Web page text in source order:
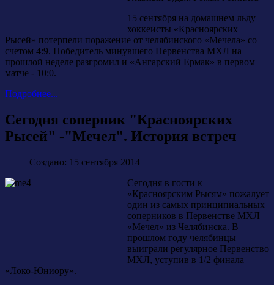
15 сентября на домашнем льду
хоккеисты «Красноярских
Рысей» потерпели поражение от челябинского «Мечела» со
счетом 4:9. Победитель минувшего Первенства МХЛ на
прошлой неделе разгромил и «Ангарский Ермак» в первом
матче - 10:0.
Подробнее...
Сегодня соперник "Красноярских
Рысей" -"Мечел". История встреч
Создано: 15 сентября 2014
Сегодня в гости к
«Красноярским Рысям» пожалует
один из самых принципиальных
соперников в Первенстве МХЛ –
«Мечел» из Челябинска. В
прошлом году челябинцы
выиграли регулярное Первенство
МХЛ, уступив в 1/2 финала
«Локо-Юниору».